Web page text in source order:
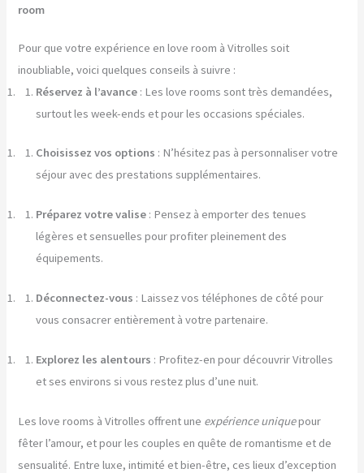
room
Pour que votre expérience en love room à Vitrolles soit
inoubliable, voici quelques conseils à suivre :
Réservez à l’avance : Les love rooms sont très demandées,
surtout les week-ends et pour les occasions spéciales.
Choisissez vos options : N’hésitez pas à personnaliser votre
séjour avec des prestations supplémentaires.
Préparez votre valise : Pensez à emporter des tenues
légères et sensuelles pour profiter pleinement des
équipements.
Déconnectez-vous : Laissez vos téléphones de côté pour
vous consacrer entièrement à votre partenaire.
Explorez les alentours : Profitez-en pour découvrir Vitrolles
et ses environs si vous restez plus d’une nuit.
Les love rooms à Vitrolles offrent une expérience uniquepour
fêter l’amour, et pour les couples en quête de romantisme et de
sensualité. Entre luxe, intimité et bien-être, ces lieux d’exception